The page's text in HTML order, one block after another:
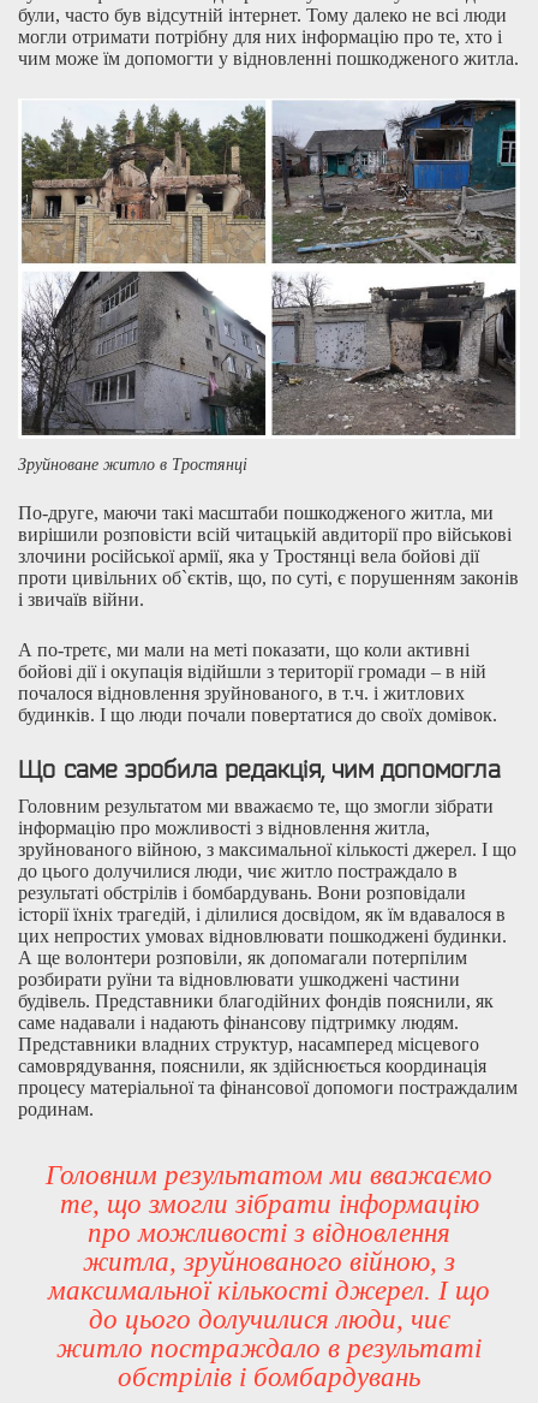
були, часто був відсутній інтернет. Тому далеко не всі люди
могли отримати потрібну для них інформацію про те, хто і
чим може їм допомогти у відновленні пошкодженого житла.
Зруйноване житло в Тростянці
По-друге, маючи такі масштаби пошкодженого житла, ми
вирішили розповісти всій читацькій авдиторії про військові
злочини російської армії, яка у Тростянці вела бойові дії
проти цивільних об`єктів, що, по суті, є порушенням законів
і звичаїв війни.
А по-третє, ми мали на меті показати, що коли активні
бойові дії і окупація відійшли з території громади – в ній
почалося відновлення зруйнованого, в т.ч. і житлових
будинків. І що люди почали повертатися до своїх домівок.
Що саме зробила редакція, чим допомогла
Головним результатом ми вважаємо те, що змогли зібрати
інформацію про можливості з відновлення житла,
зруйнованого війною, з максимальної кількості джерел. І що
до цього долучилися люди, чиє житло постраждало в
результаті обстрілів і бомбардувань. Вони розповідали
історії їхніх трагедій, і ділилися досвідом, як їм вдавалося в
цих непростих умовах відновлювати пошкоджені будинки.
А ще волонтери розповіли, як допомагали потерпілим
розбирати руїни та відновлювати ушкоджені частини
будівель. Представники благодійних фондів пояснили, як
саме надавали і надають фінансову підтримку людям.
Представники владних структур, насамперед місцевого
самоврядування, пояснили, як здійснюється координація
процесу матеріальної та фінансової допомоги постраждалим
родинам.
Головним результатом ми вважаємо
те, що змогли зібрати інформацію
про можливості з відновлення
житла, зруйнованого війною, з
максимальної кількості джерел. І що
до цього долучилися люди, чиє
житло постраждало в результаті
обстрілів і бомбардувань